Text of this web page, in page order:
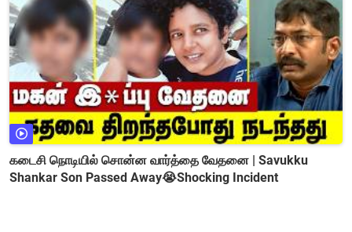
கடைசி நொடியில் சொன்ன வார்த்தை வேதனை | Savukku
Shankar Son Passed Away😭Shocking Incident